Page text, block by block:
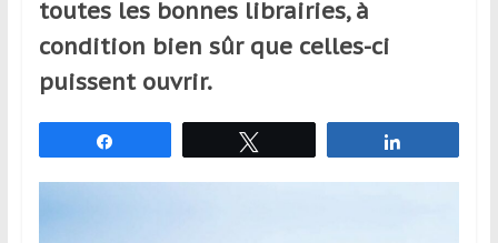
simples
spectateurs
de
qui
se
déplacent
toutes les bonnes librairies, à
condition bien sûr que celles-ci
puissent ouvrir.